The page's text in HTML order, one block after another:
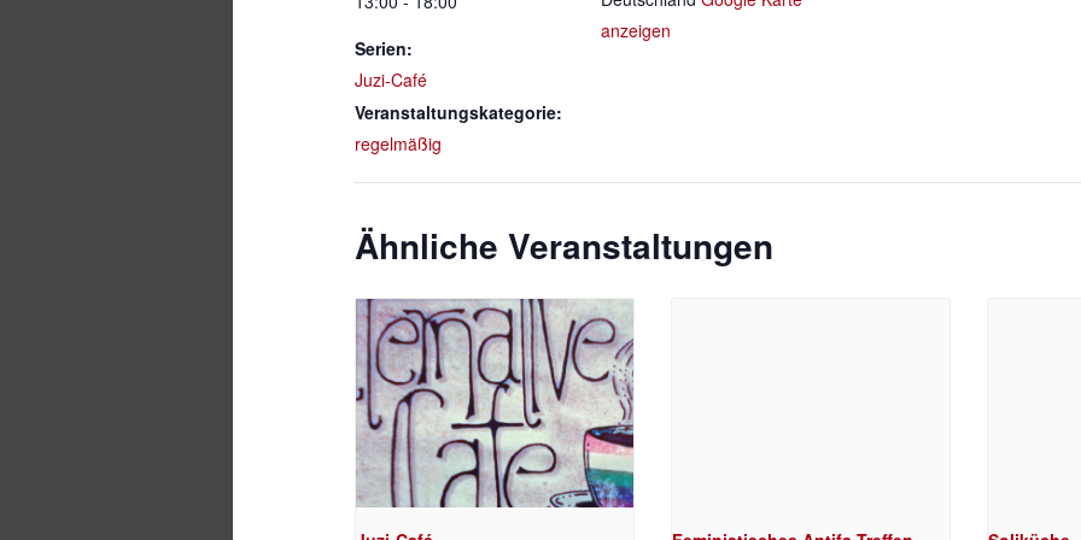
Serien:
Juzi-Café
Veranstaltungskategorie:
regelmäßig
anzeigen
Ähnliche Veranstaltungen